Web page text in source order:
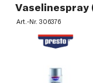
Vaselinespray
Art.-Nr.306376